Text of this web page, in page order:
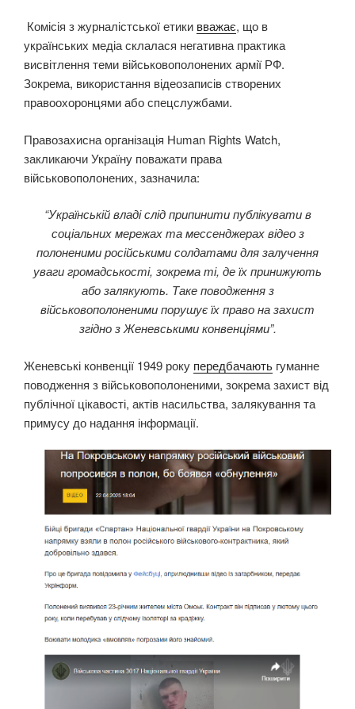
Комісія з журналістської етики вважає, що в
українських медіа склалася негативна практика
висвітлення теми військовополонених армії РФ.
Зокрема, використання відеозаписів створених
правоохоронцями або спецслужбами.
Правозахисна організація Human Rights Watch,
закликаючи Україну поважати права
військовополонених, зазначила:
“Українській владі слід припинити публікувати в
соціальних мережах та мессенджерах відео з
полоненими російськими солдатами для залучення
уваги громадськості, зокрема ті, де їх принижують
або залякують. Таке поводження з
військовополоненими порушує їх право на захист
згідно з Женевськими конвенціями”.
Женевські конвенції 1949 року передбачають гуманне
поводження з військовополоненими, зокрема захист від
публічної цікавості, актів насильства, залякування та
примусу до надання інформації.